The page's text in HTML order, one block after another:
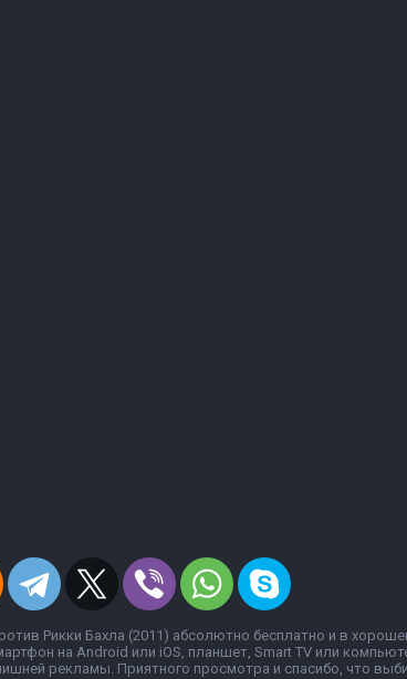
Рикки Бахла (2011) абсолютно бесплатно и в
на Android или iOS, планшет, Smart TV или
рекламы. Приятного просмотра и спасибо, что